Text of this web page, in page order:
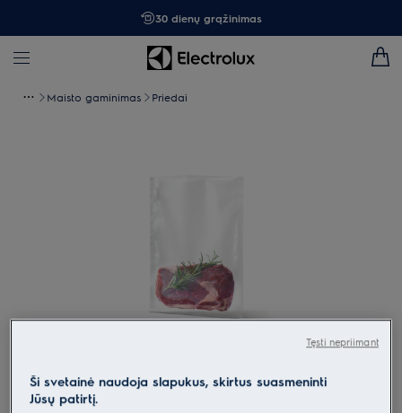
30 dienų grąžinimas
Maisto gaminimas Priedai
Ši svetainė naudoja slapukus, skirtus suasmeninti
Jūsų patirtį.
Tęsti nepriimant